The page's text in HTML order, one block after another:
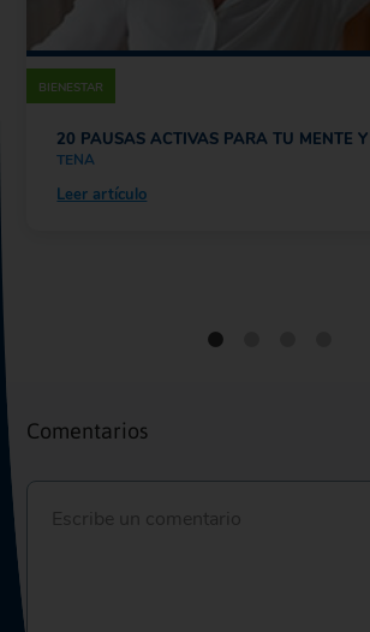
BIENESTAR
20 PAUSAS ACTIVAS PARA TU MENTE
TENA
Leer artículo
Comentarios